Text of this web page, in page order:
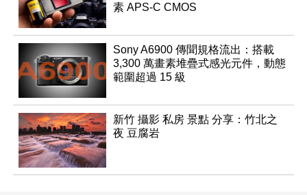
素 APS-C CMOS
Sony A6900 傳聞規格流出：搭載
3,300 萬畫素堆疊式感光元件，動態
範圍超過 15 級
新竹 攝影 私房 景點 分享：竹北之
夜 豆腐岩